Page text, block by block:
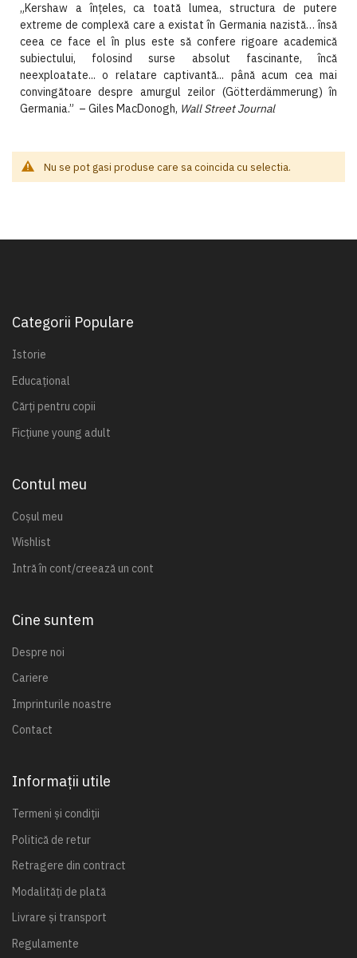
„Kershaw a înţeles, ca toată lumea, structura de putere
extreme de complexă care a existat în Germania nazistă… însă
ceea ce face el în plus este să confere rigoare academică
subiectului, folosind surse absolut fascinante, încă
neexploatate... o relatare captivantă... până acum cea mai
convingătoare despre amurgul zeilor (Götterdämmerung) în
Germania.” – Giles MacDonogh, Wall Street Journal
Nu se pot gasi produse care sa coincida cu selectia.
Categorii Populare
Istorie
Educațional
Cărți pentru copii
Ficțiune young adult
Contul meu
Coșul meu
Wishlist
Intră în cont/creează un cont
Cine suntem
Despre noi
Cariere
Imprinturile noastre
Contact
Informații utile
Termeni și condiții
Politică de retur
Retragere din contract
Modalități de plată
Livrare și transport
Regulamente